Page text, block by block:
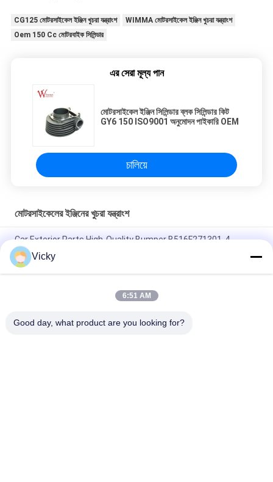
CG125 মোটরসাইকেল ইঞ্জিন খুচরা যন্ত্রাংশ
WIMMA মোটরসাইকেল ইঞ্জিন খুচরা যন্ত্রাংশ
Oem 150 Cc মোটরবাইক সিলিন্ডার
এর সেরা মূল্য পান
মোটরসাইকেল ইঞ্জিন সিলিন্ডার ব্লক সিলিন্ডার কিট
GY6 150 ISO9001 অনুমোদন পাইকারি OEM
চালিয়ে
মোটরসাইকেলের ইঞ্জিনের খুচরা যন্ত্রাংশ
Car Exterior Parts High-Quality Bumper B516F271301-4
CHANAN OSHAN​ Z6 Starry White
স্টার্টার মোটর হন্ডা EX5 মোটরসাইকেল ইঞ্জিন খুচরা যন্ত্রাংশ সস্তা পাইকারি উচ্চ পারফরম্যান্স
Vicky
6:51 AM
Good day, what product are you looking for?